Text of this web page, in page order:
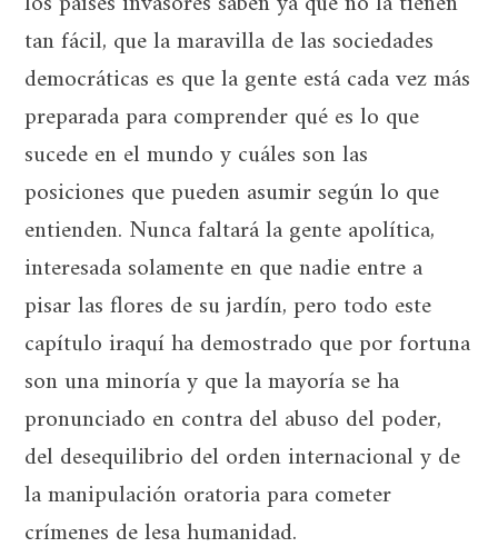
tan fácil, que la maravilla de las sociedades
democráticas es que la gente está cada vez más
preparada para comprender qué es lo que
sucede en el mundo y cuáles son las
posiciones que pueden asumir según lo que
entienden. Nunca faltará la gente apolítica,
interesada solamente en que nadie entre a
pisar las flores de su jardín, pero todo este
capítulo iraquí ha demostrado que por fortuna
son una minoría y que la mayoría se ha
pronunciado en contra del abuso del poder,
del desequilibrio del orden internacional y de
la manipulación oratoria para cometer
crímenes de lesa humanidad.